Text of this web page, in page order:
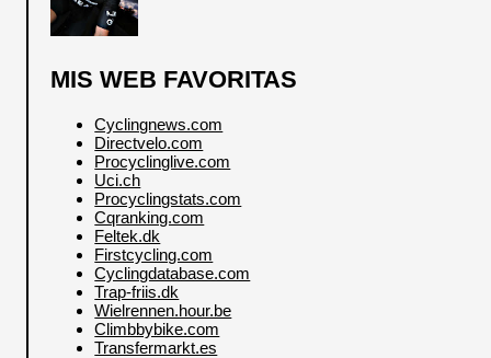
MIS WEB FAVORITAS
Cyclingnews.com
Directvelo.com
Procyclinglive.com
Uci.ch
Procyclingstats.com
Cqranking.com
Feltek.dk
Firstcycling.com
Cyclingdatabase.com
Trap-friis.dk
Wielrennen.hour.be
Climbbybike.com
Transfermarkt.es